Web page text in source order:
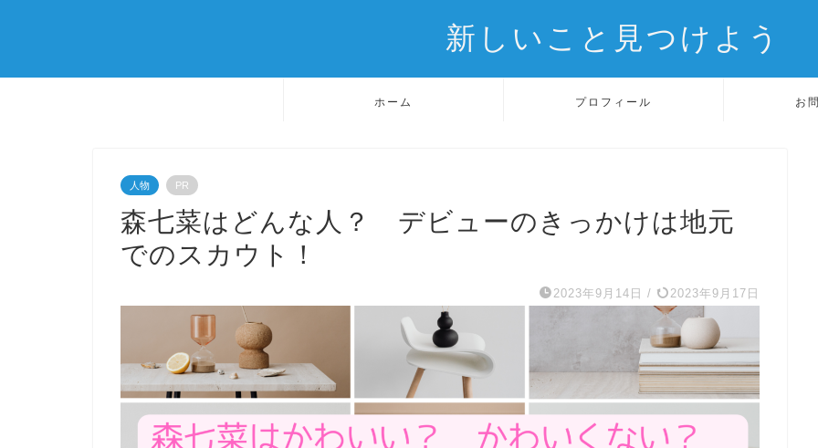
新しいこと見つけよう
ホーム プロフィール お
人物 PR
森七菜はどんな人？ デビューのきっかけは地元
でのスカウト！
2023年9月14日 / 2023年9月17日